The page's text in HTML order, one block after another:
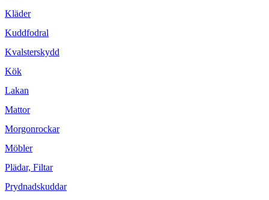
Kläder
Kuddfodral
Kvalsterskydd
Kök
Lakan
Mattor
Morgonrockar
Möbler
Plädar, Filtar
Prydnadskuddar